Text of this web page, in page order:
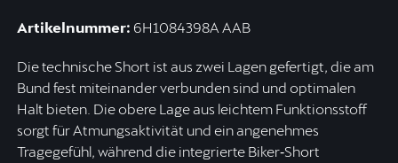
Artikelnummer: 6H1084398A AAB
Die technische Short ist aus zwei Lagen gefertigt, die am
Bund fest miteinander verbunden sind und optimalen
Halt bieten. Die obere Lage aus leichtem Funktionsstoff
sorgt für Atmungsaktivität und ein angenehmes
Tragegefühl, während die integrierte Biker‑Short